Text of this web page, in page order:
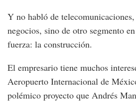
Y no habló de
negocios, sino de otro segmento
fuerza: la construcción.
El empresario tiene muchos
Aeropuerto Internacional de
polémico proyecto que Andrés